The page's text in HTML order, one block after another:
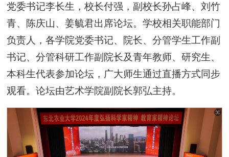
党委书记李长生，校长付强，副校长孙占峰、刘竹
青、陈庆山、姜毓君出席论坛。学校相关职能部门
负责人，各学院党委书记、院长、分管学生工作副
书记、分管科研工作副院长及青年教师、研究生、
本科生代表参加论坛，广大师生通过直播方式同步
观看。论坛由艺术学院副院长郭弘主持。